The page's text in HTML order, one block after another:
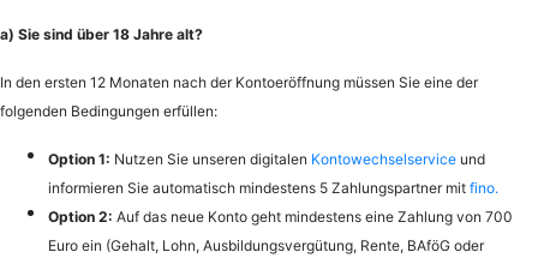
a) Sie sind über 18 Jahre alt?
In den ersten 12 Monaten nach der Kontoeröffnung müssen Sie eine der
folgenden Bedingungen erfüllen:
Option 1: Nutzen Sie unseren digitalen Kontowechselservice und
informieren Sie automatisch mindestens 5 Zahlungspartner mit fino.
Option 2: Auf das neue Konto geht mindestens eine Zahlung von 700
Euro ein (Gehalt, Lohn, Ausbildungsvergütung, Rente, BAföG oder